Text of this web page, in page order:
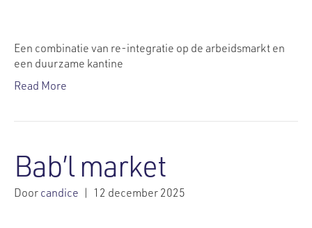
Een combinatie van re-integratie op de arbeidsmarkt en
een duurzame kantine
Read More
Bab’l market
Doorcandice | 12 december 2025